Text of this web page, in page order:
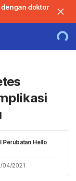
dengan doktor
Perubatan Hello
04/2021